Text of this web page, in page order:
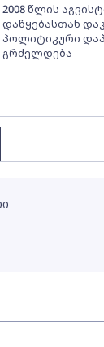
2008 წლის
დაწყებასთან
პოლიტიკური
გრძელდება